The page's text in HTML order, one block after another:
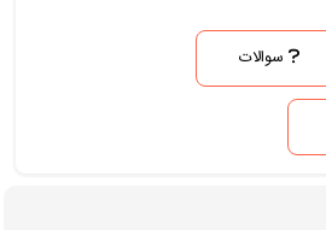
سوالات